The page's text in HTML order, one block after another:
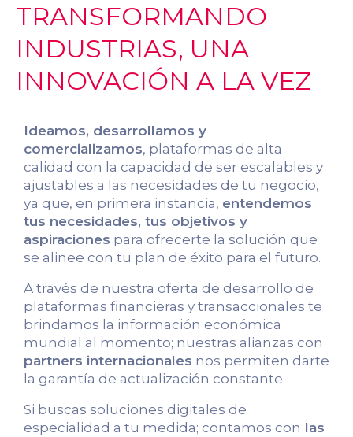
TRANSFORMANDO
INDUSTRIAS, UNA
INNOVACIÓN A LA VEZ
Ideamos, desarrollamos y
comercializamos, plataformas de alta
calidad con la capacidad de ser escalables y
ajustables a las necesidades de tu negocio,
ya que, en primera instancia, entendemos
tus necesidades, tus objetivos y
aspiraciones para ofrecerte la solución que
se alinee con tu plan de éxito para el futuro.
A través de nuestra oferta de desarrollo de
plataformas financieras y transaccionales te
brindamos la información económica
mundial al momento; nuestras alianzas con
partners internacionales nos permiten darte
la garantía de actualización constante.
Si buscas soluciones digitales de
especialidad a tu medida; contamos con las